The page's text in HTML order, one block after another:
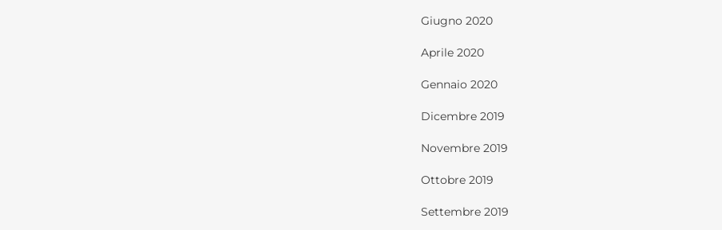
Giugno 2020
Aprile 2020
Gennaio 2020
Dicembre 2019
Novembre 2019
Ottobre 2019
Settembre 2019